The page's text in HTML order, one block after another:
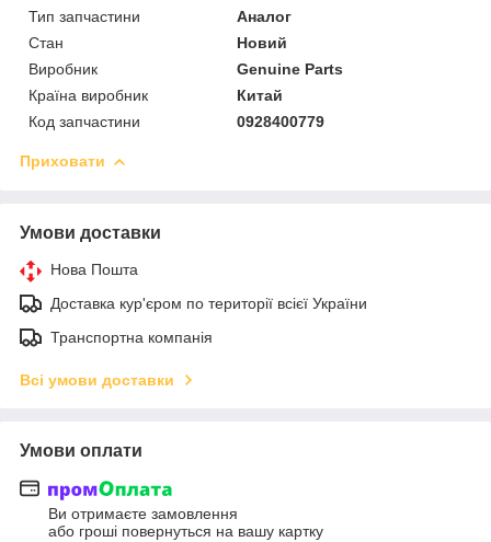
Тип запчастини
Аналог
Стан
Новий
Виробник
Genuine Parts
Країна виробник
Китай
Код запчастини
0928400779
Приховати
Умови доставки
Нова Пошта
Доставка кур'єром по території всієї України
Транспортна компанія
Всі умови доставки
Умови оплати
Ви отримаєте замовлення
або гроші повернуться на вашу картку